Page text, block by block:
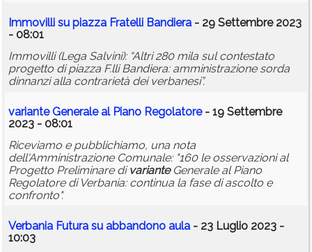
Immovilli su piazza Fratelli Bandiera - 29 Settembre 2023
- 08:01
Immovilli (Lega Salvini): “Altri 280 mila sul contestato
progetto di piazza F.lli Bandiera: amministrazione sorda
dinnanzi alla contrarietà dei verbanesi”.
varianteGenerale al Piano Regolatore- 19 Settembre
2023 - 08:01
Riceviamo e pubblichiamo, una nota
dell'Amministrazione Comunale: "160 le osservazioni al
Progetto Preliminare di varianteGenerale al Piano
Regolatore di Verbania: continua la fase di ascolto e
confronto".
Verbania Futura su abbandono aula - 23 Luglio 2023 -
10:03